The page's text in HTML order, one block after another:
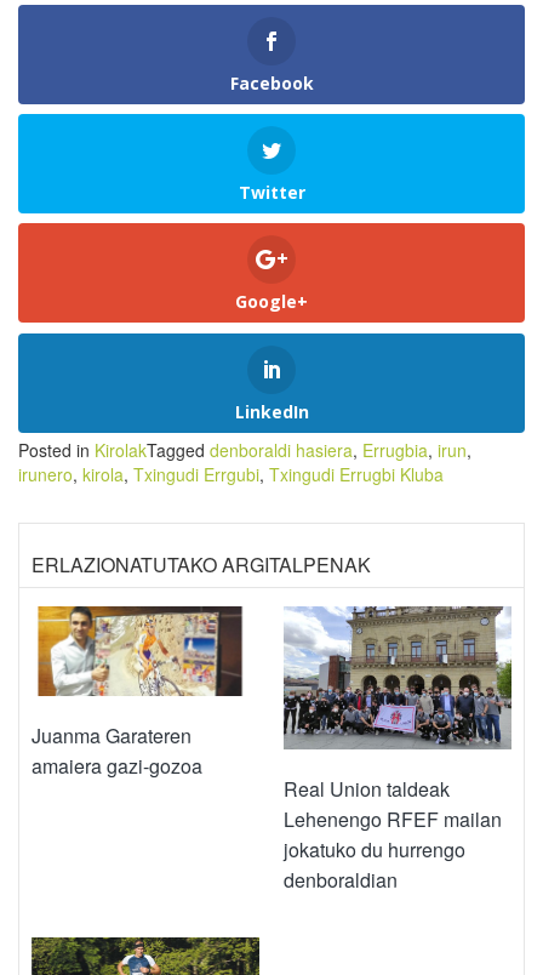
Facebook
Twitter
Google+
LinkedIn
Posted in KirolakTagged denboraldi hasiera, Errugbia, irun,
irunero, kirola, Txingudi Errgubi, Txingudi Errugbi Kluba
ERLAZIONATUTAKO ARGITALPENAK
Juanma Garateren
amaiera gazi-gozoa
Real Union taldeak
Lehenengo RFEF mailan
jokatuko du hurrengo
denboraldian